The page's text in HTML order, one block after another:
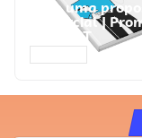
Faça uma
comercial |
ChatGPT